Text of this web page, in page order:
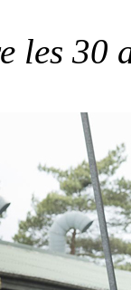
les